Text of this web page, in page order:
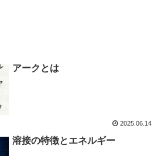
アークとは
2025.06.14
溶接の特徴とエネルギー